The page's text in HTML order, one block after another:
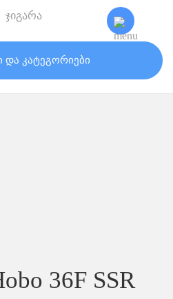
და კატეგორიები
36F SSR